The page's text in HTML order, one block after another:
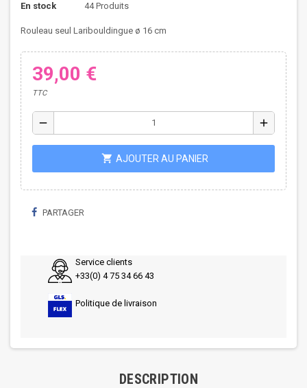
En stock
44 Produits
Rouleau seul Laribouldingue ø 16 cm
39,00 €
TTC
remove add
shopping_cart AJOUTER AU PANIER
PARTAGER
Service clients
+33(0) 4 75 34 66 43
Politique de livraison
DESCRIPTION